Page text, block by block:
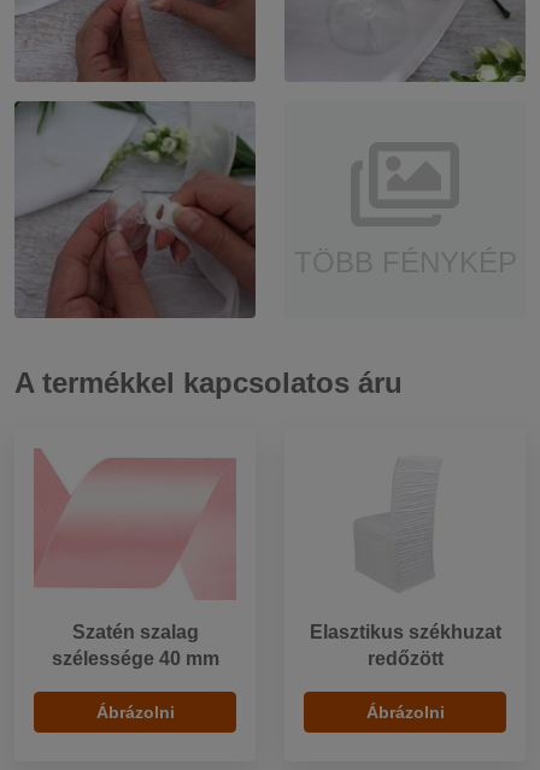
A termékkel kapcsolatos áru
Szatén szalag
szélessége 40 mm
Ábrázolni
Elasztikus székhuzat
redőzött
Ábrázolni